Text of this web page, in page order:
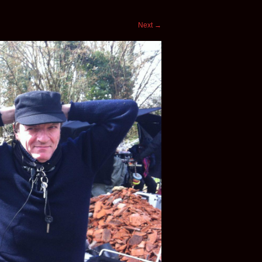
Next →